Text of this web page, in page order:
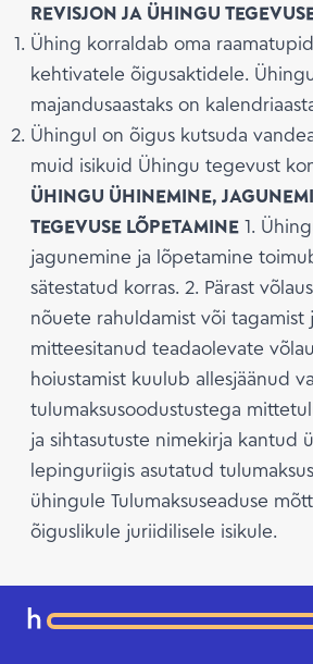
REVISJON JA ÜHINGU
Ühing korraldab oma
kehtivatele õigusaktidele.
majandusaastaks on
Ühingul on õigus kutsuda
muid isikuid Ühingu tegevust
ÜHINGU ÜHINEMINE,
TEGEVUSE LÕPETAMINE 1.
jagunemine ja lõpetamine
sätestatud korras. 2. Pärast
nõuete rahuldamist või tagamist
mitteesitanud teadaolevate
hoiustamist kuulub allesjäänud
tulumaksusoodustustega
ja sihtasutuste nimekirja kantud
lepinguriigis asutatud
ühingule Tulumaksuseaduse
õiguslikule juriidilisele isikule.